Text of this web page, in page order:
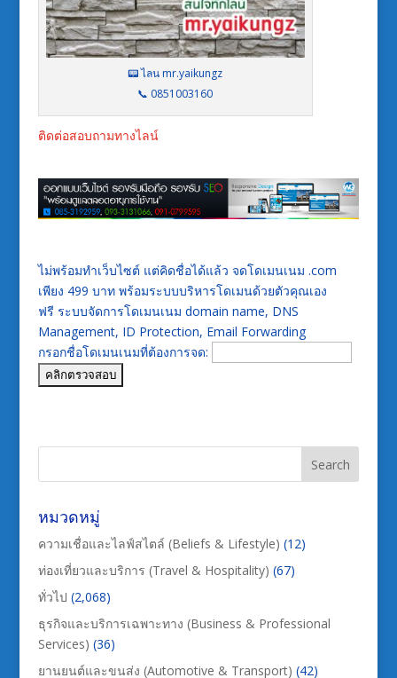
📟 ไลน mr.yaikungz
📞 0851003160
ติดต่อสอบถามทางไลน์
ไม่พร้อมทำเว็บไซต์ แต่คิดชื่อได้แล้ว จดโดเมนเนม .com
เพียง 499 บาท พร้อมระบบบริหารโดเมนด้วยตัวคุณเอง
ฟรี ระบบจัดการโดเมนเนม domain name, DNS
Management, ID Protection, Email Forwarding
กรอกชื่อโดเมนเนมที่ต้องการจด:
หมวดหมู่
ความเชื่อและไลฟ์สไตล์ (Beliefs & Lifestyle) (12)
ท่องเที่ยวและบริการ (Travel & Hospitality) (67)
ทั่วไป (2,068)
ธุรกิจและบริการเฉพาะทาง (Business & Professional
Services) (36)
ยานยนต์และขนส่ง (Automotive & Transport) (42)